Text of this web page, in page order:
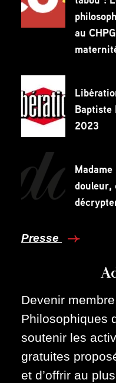
au
Baptiste
2023
douleur,
Presse
Devenir
Philosophiques
soutenir les
gratuites
et d’offrir au